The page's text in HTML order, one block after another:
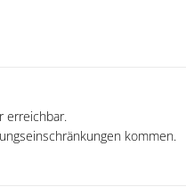
erreichbar.
kommen.